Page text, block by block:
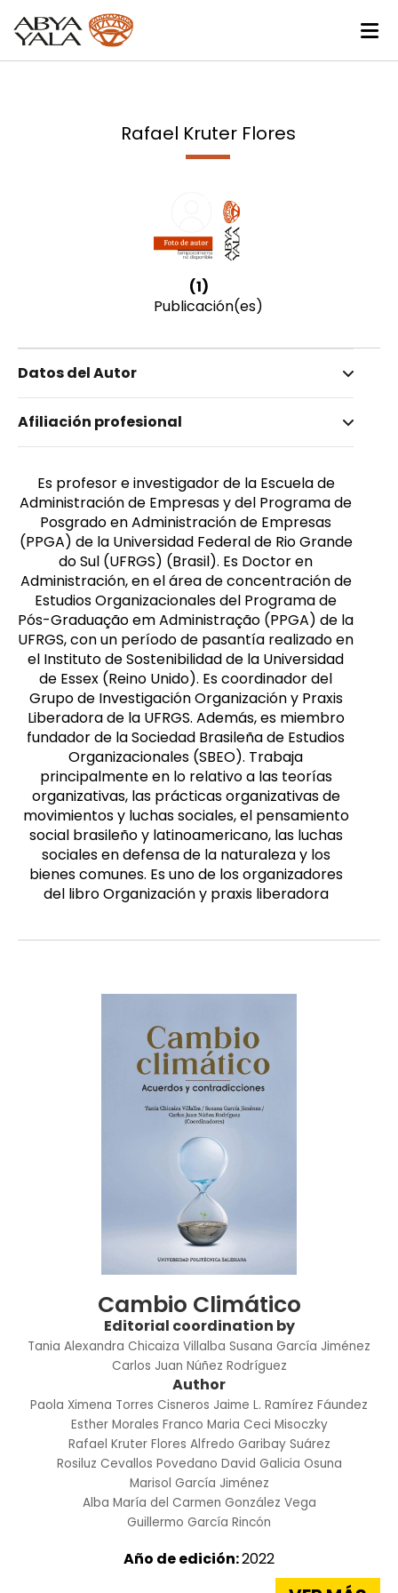
Rafael Kruter Flores
(1)
Publicación(es)
Datos del Autor
Kruter Flores, Rafael
Masculino
Afiliación profesional
Es profesor e investigador de la Escuela de
Administración de Empresas y del Programa de
Posgrado en Administración de Empresas
(PPGA) de la Universidad Federal de Rio Grande
do Sul (UFRGS) (Brasil). Es Doctor en
Administración, en el área de concentración de
Estudios Organizacionales del Programa de
Pós-Graduação em Administração (PPGA) de la
UFRGS, con un período de pasantía realizado en
el Instituto de Sostenibilidad de la Universidad
de Essex (Reino Unido). Es coordinador del
Grupo de Investigación Organización y Praxis
Liberadora de la UFRGS. Además, es miembro
fundador de la Sociedad Brasileña de Estudios
Organizacionales (SBEO). Trabaja
principalmente en lo relativo a las teorías
organizativas, las prácticas organizativas de
movimientos y luchas sociales, el pensamiento
social brasileño y latinoamericano, las luchas
sociales en defensa de la naturaleza y los
bienes comunes. Es uno de los organizadores
del libro Organización y praxis liberadora
Cambio Climático
Editorial coordination by
Tania Alexandra Chicaiza Villalba Susana García Jiménez
Carlos Juan Núñez Rodríguez
Author
Paola Ximena Torres Cisneros Jaime L. Ramírez Fáundez
Esther Morales Franco Maria Ceci Misoczky
Rafael Kruter Flores Alfredo Garibay Suárez
Rosiluz Cevallos Povedano David Galicia Osuna
Marisol García Jiménez
Alba María del Carmen González Vega
Guillermo García Rincón
Año de edición:2022